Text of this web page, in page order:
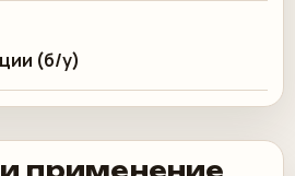
(б/у)
применение